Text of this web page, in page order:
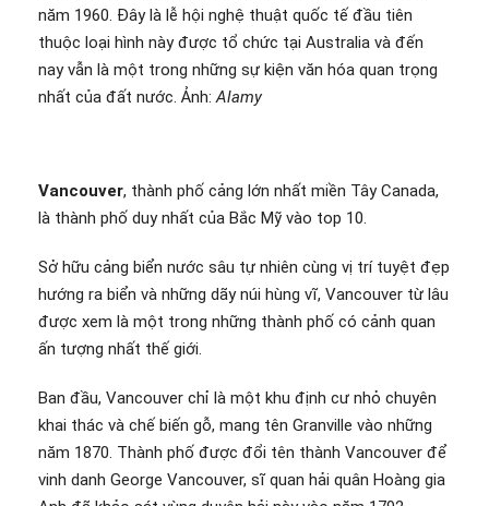
năm 1960. Đây là lễ hội nghệ thuật quốc tế đầu tiên
thuộc loại hình này được tổ chức tại Australia và đến
nay vẫn là một trong những sự kiện văn hóa quan trọng
nhất của đất nước. Ảnh: Alamy
Vancouver, thành phố cảng lớn nhất miền Tây Canada,
là thành phố duy nhất của Bắc Mỹ vào top 10.
Sở hữu cảng biển nước sâu tự nhiên cùng vị trí tuyệt đẹp
hướng ra biển và những dãy núi hùng vĩ, Vancouver từ lâu
được xem là một trong những thành phố có cảnh quan
ấn tượng nhất thế giới.
Ban đầu, Vancouver chỉ là một khu định cư nhỏ chuyên
khai thác và chế biến gỗ, mang tên Granville vào những
năm 1870. Thành phố được đổi tên thành Vancouver để
vinh danh George Vancouver, sĩ quan hải quân Hoàng gia